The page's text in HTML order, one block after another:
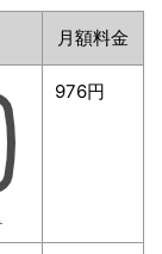
月額料金
976円